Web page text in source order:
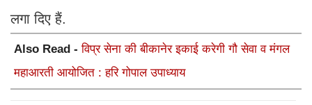
लगा दिए हैं.
Also Read -विप्र सेना की बीकानेर इकाई करेगी गौ सेवा व मंगल
महाआरती आयोजित : हरि गोपाल उपाध्याय